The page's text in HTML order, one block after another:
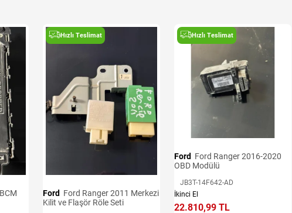
Hızlı Teslimat
Ford
Kilit ve Flaşör Röle Seti
Hızlı Teslimat
Ford
OBD Modülü
JB3T-14F642-AD
İkinci El
22.810,99 TL